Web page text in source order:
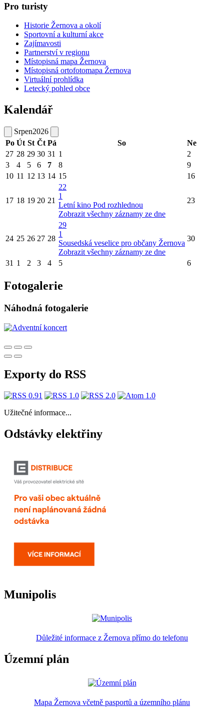
Pro turisty
Historie Žernova a okolí
Sportovní a kulturní akce
Zajímavosti
Partnerství v regionu
Místopisná mapa Žernova
Místopisná ortofotomapa Žernova
Virtuální prohlídka
Letecký pohled obce
Kalendář
Srpen2026
Po Út St Čt Pá So
Ne
27 28 29 30 31 1
2
3
4 5 6 7 8
9
10 11 12 13 14 15 16
17 18 19 20 21
22
1
Letní kino Pod rozhlednou
Zobrazit všechny záznamy ze dne
23
24 25 26 27 28
29
1
Sousedská veselice pro občany Žernova
Zobrazit všechny záznamy ze dne
30
31 1 2 3 4 5 6
Fotogalerie
Náhodná fotogalerie
Exporty do RSS
Užitečné informace...
Odstávky elektřiny
Munipolis
Důležité informace z Žernova přímo do telefonu
Územní plán
Mapa Žernova včetně pasportů a územního plánu